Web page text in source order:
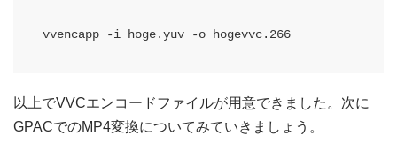
vvencapp -i hoge.yuv -o hogevvc.266
以上でVVCエンコードファイルが用意できました。次に
GPACでのMP4変換についてみていきましょう。